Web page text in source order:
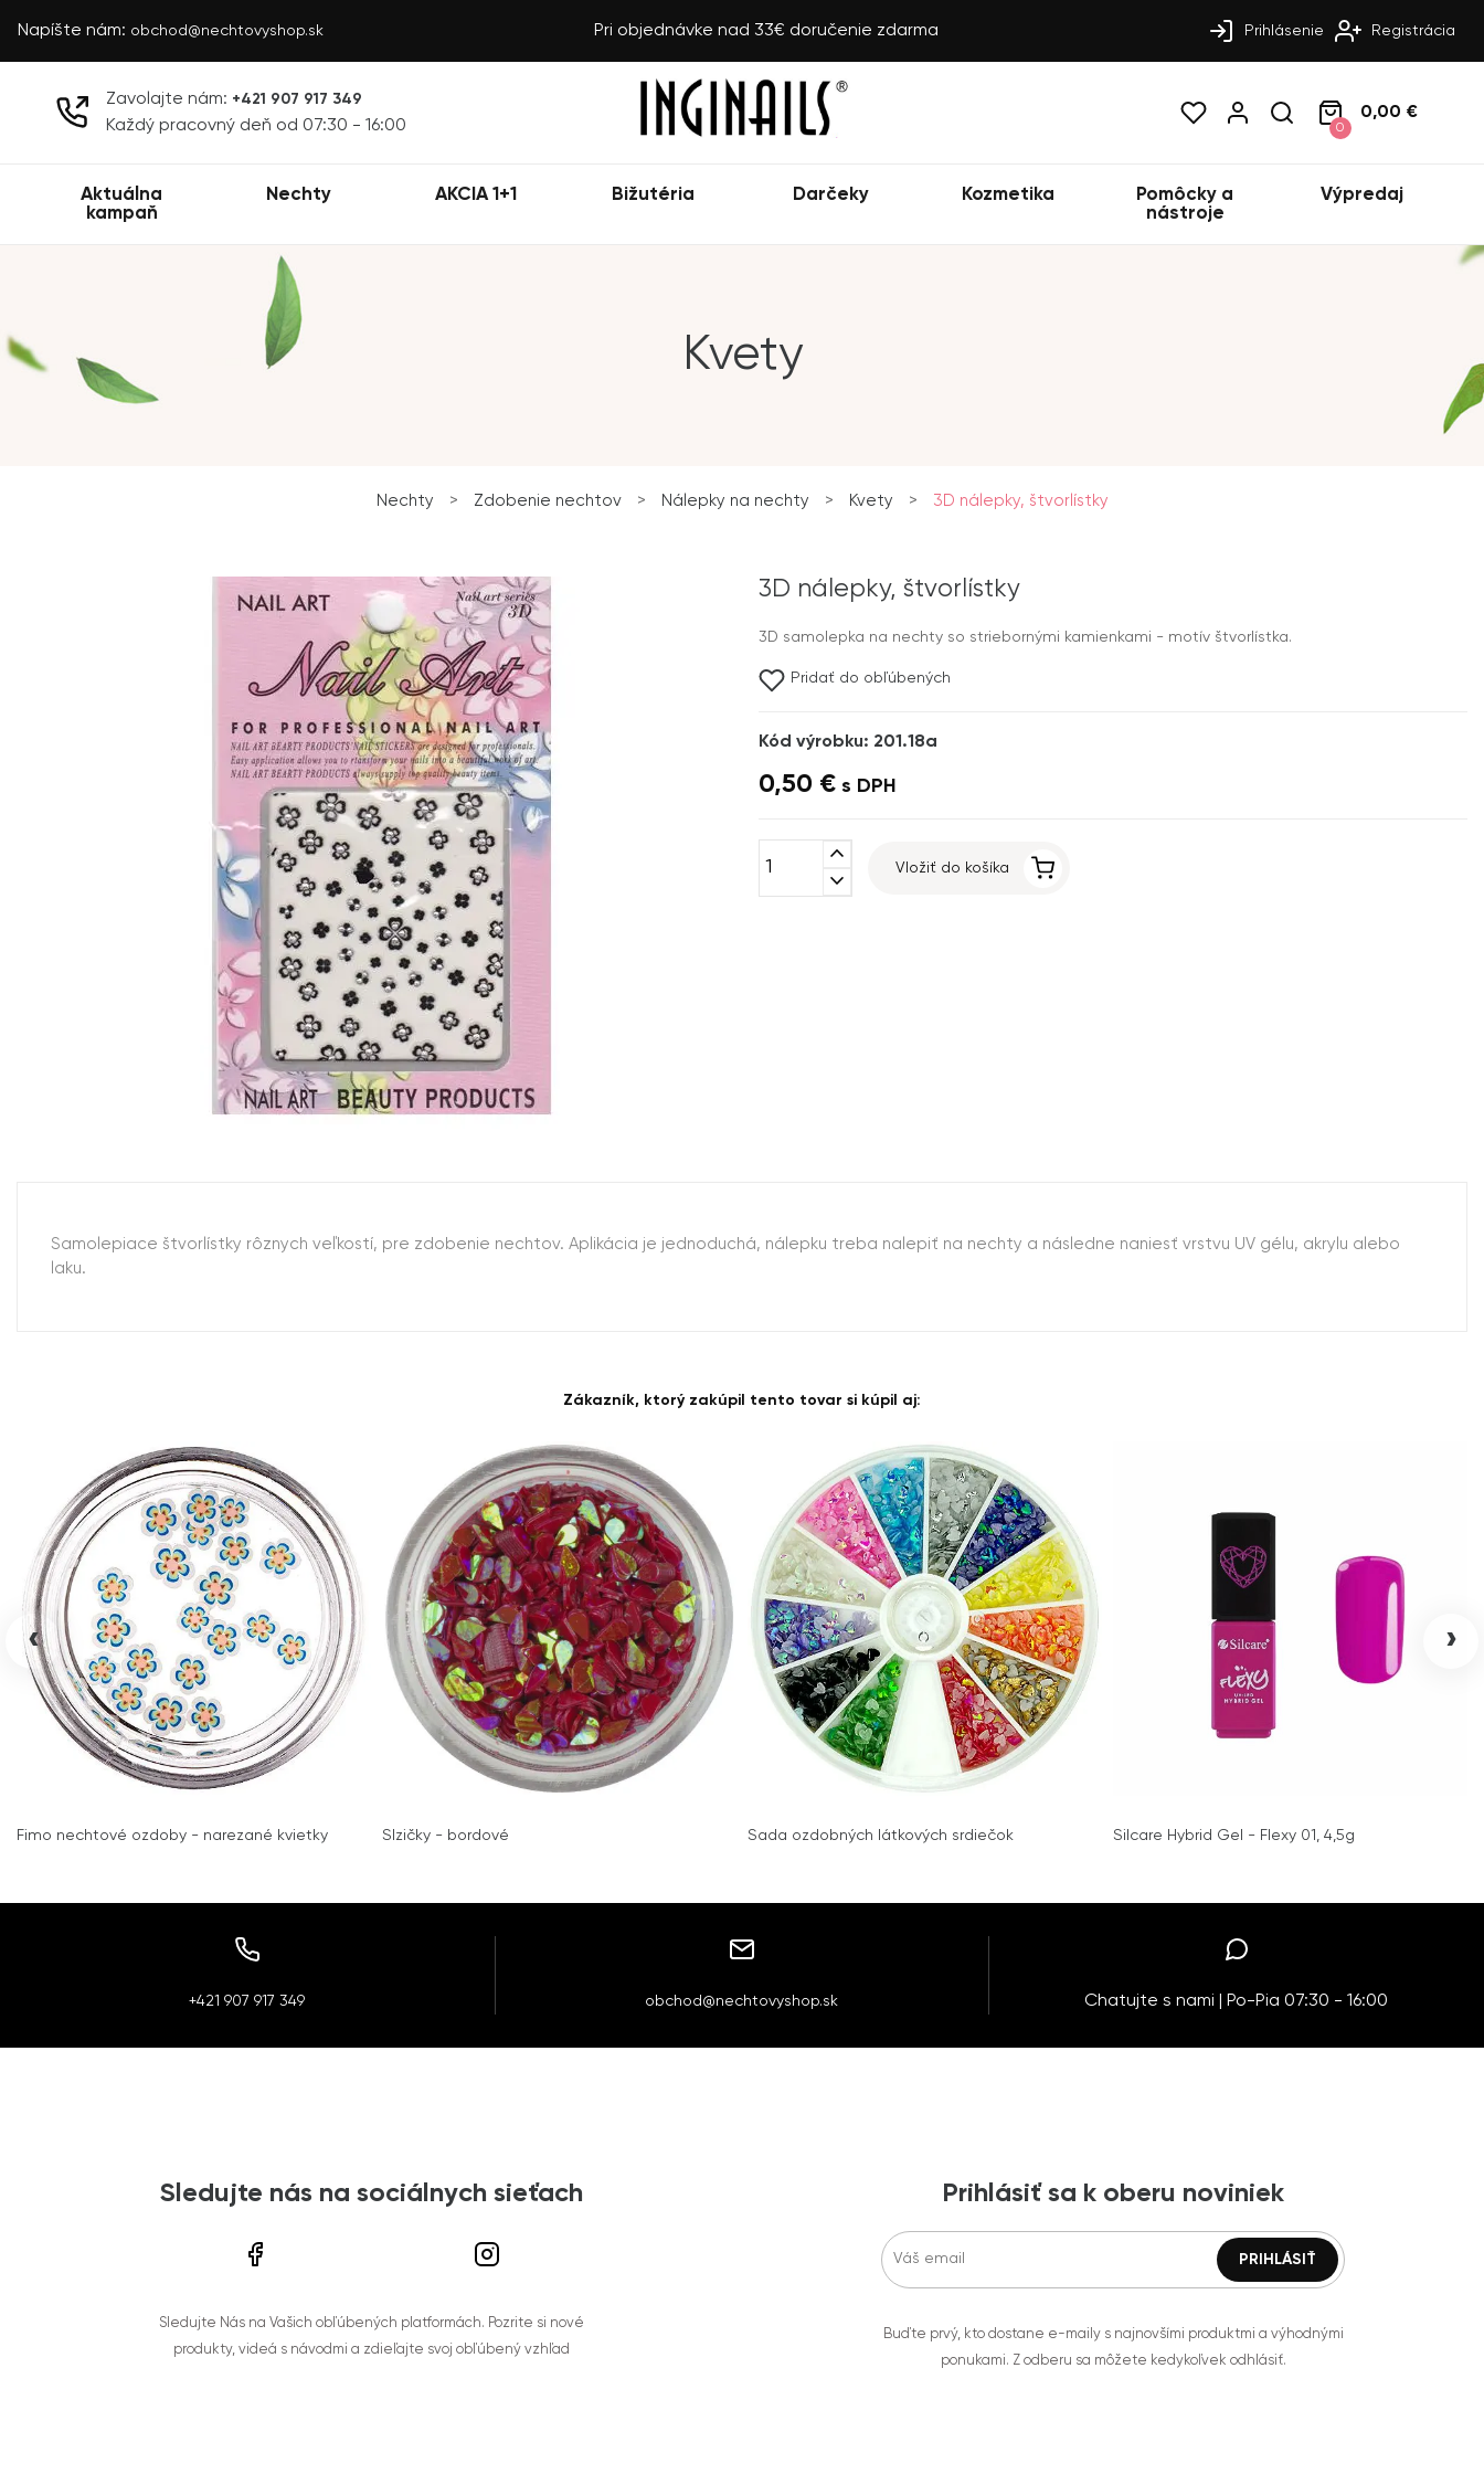
Napíšte nám: obchod@nechtovyshop.sk Pri objednávke nad 33€ doručenie zdarma Prihlásenie Registrácia
Zavolajte nám: +421 907 917 349
Každý pracovný deň od 07:30 - 16:00 0
0,00 €
Aktuálna
kampaň
Nechty AKCIA 1+1 Bižutéria Darčeky Kozmetika
Pomôcky a
nástroje
Výpredaj
Kvety
Nechty > Zdobenie nechtov > Nálepky na nechty > Kvety > 3D nálepky, štvorlístky
3D nálepky, štvorlístky
3D samolepka na nechty so striebornými kamienkami - motív štvorlístka.
Pridať do obľúbených
Kód výrobku: 201.18a
0,50 € s DPH
expand_less
expand_more
Vložiť do košíka
Samolepiace štvorlístky rôznych veľkostí, pre zdobenie nechtov. Aplikácia je jednoduchá, nálepku treba nalepiť na nechty a následne naniesť vrstvu UV gélu, akrylu alebo
laku.
Zákazník, ktorý zakúpil tento tovar si kúpil aj:
Fimo nechtové ozdoby - narezané kvietky Slzičky - bordové Sada ozdobných látkových srdiečok Silcare Hybrid Gel - Flexy 01, 4,5g
‹ ›
+421 907 917 349 obchod@nechtovyshop.sk Chatujte s nami | Po-Pia 07:30 - 16:00
Sledujte nás na sociálnych sieťach
Sledujte Nás na Vašich obľúbených platformách. Pozrite si nové
produkty, videá s návodmi a zdieľajte svoj obľúbený vzhľad
Prihlásiť sa k oberu noviniek
Buďte prvý, kto dostane e-maily s najnovšími produktmi a výhodnými
ponukami. Z odberu sa môžete kedykoľvek odhlásiť.